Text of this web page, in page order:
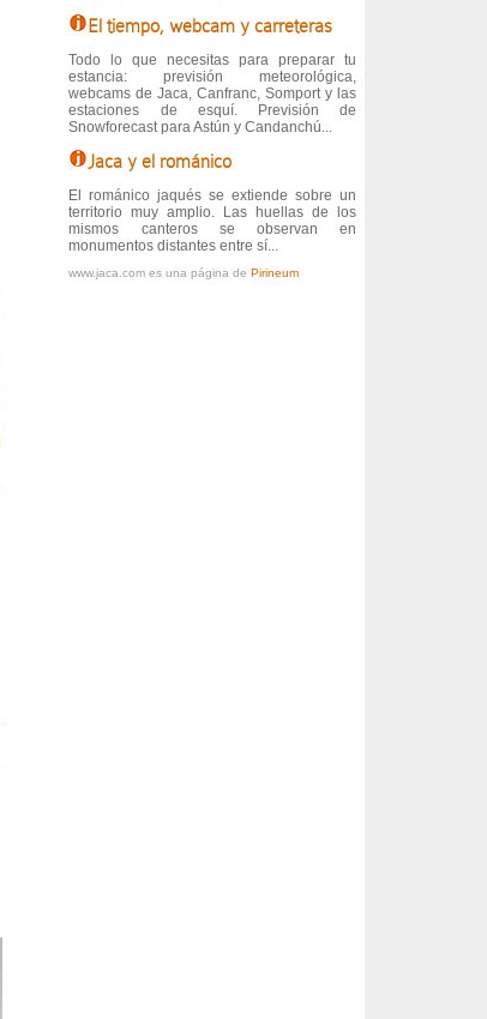
El tiempo, webcam y carreteras
Todo lo que necesitas para preparar tu
estancia: previsión meteorológica,
webcams de Jaca, Canfranc, Somport y las
estaciones de esquí. Previsión de
Snowforecast para Astún y Candanchú...
Jaca y el románico
El románico jaqués se extiende sobre un
territorio muy amplio. Las huellas de los
mismos canteros se observan en
monumentos distantes entre sí...
www.jaca.com es una página dePirineum